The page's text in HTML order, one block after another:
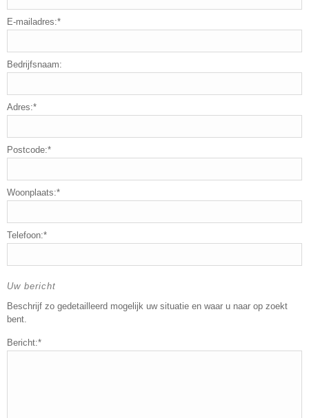
E-mailadres:*
Bedrijfsnaam:
Adres:*
Postcode:*
Woonplaats:*
Telefoon:*
Uw bericht
Beschrijf zo gedetailleerd mogelijk uw situatie en waar u naar op zoekt
bent.
Bericht:*